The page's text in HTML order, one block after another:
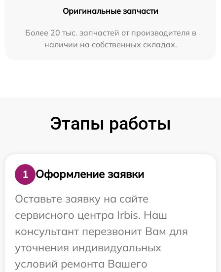
Оригинальные запчасти
Более 20 тыс. запчастей от производителя в
наличии на собственных складах.
Этапы работы
1
Оформление заявки
Оставьте заявку на сайте
сервисного центра Irbis. Наш
консультант перезвонит Вам для
уточнения индивидуальных
условий ремонта Вашего